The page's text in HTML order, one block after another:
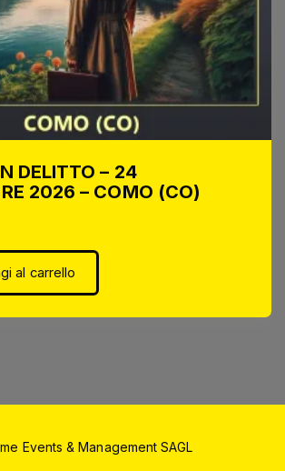
DELITTO – 24
2026 – COMO (CO)
al carrello
Events & Management SAGL